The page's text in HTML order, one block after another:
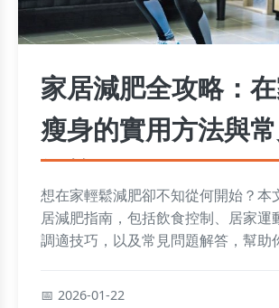
家居減肥全攻略：
瘦身的實用方法與
解答
想在家輕鬆減肥卻不知從何開始？本
居減肥指南，包括飲食控制、居家運
調適技巧，以及常見問題解答，幫助
2026-01-22